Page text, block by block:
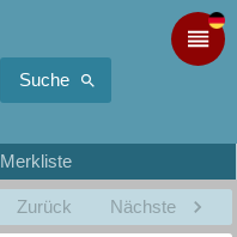
Suche
Merkliste
Zurück Nächste